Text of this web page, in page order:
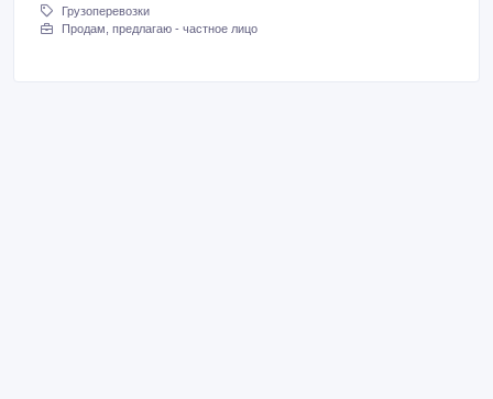
Грузоперевозки
Продам, предлагаю - частное лицо